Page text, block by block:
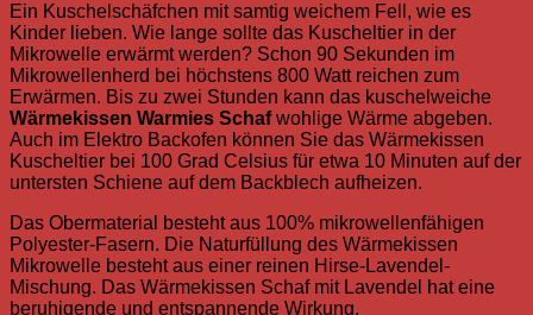
Ein Kuschelschäfchen mit samtig weichem Fell, wie es
Kinder lieben. Wie lange sollte das Kuscheltier in der
Mikrowelle erwärmt werden? Schon 90 Sekunden im
Mikrowellenherd bei höchstens 800 Watt reichen zum
Erwärmen. Bis zu zwei Stunden kann das kuschelweiche
Wärmekissen Warmies Schafwohlige Wärme abgeben.
Auch im Elektro Backofen können Sie das Wärmekissen
Kuscheltier bei 100 Grad Celsius für etwa 10 Minuten auf der
untersten Schiene auf dem Backblech aufheizen.
Das Obermaterial besteht aus 100% mikrowellenfähigen
Polyester-Fasern. Die Naturfüllung des Wärmekissen
Mikrowelle besteht aus einer reinen Hirse-Lavendel-
Mischung. Das Wärmekissen Schaf mit Lavendel hat eine
beruhigende und entspannende Wirkung.